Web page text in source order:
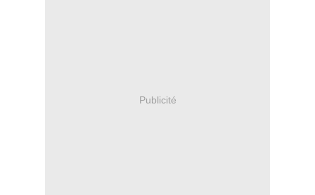
Publicité